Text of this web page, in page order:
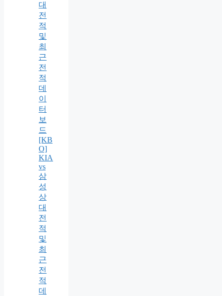
대
전
적
및
최
근
전
적
데
이
터
보
드
[KB
O]
KIA
vs
삼
성
상
대
전
적
및
최
근
전
적
데